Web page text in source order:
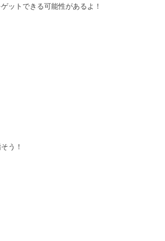
ットできる可能性があるよ！
う！